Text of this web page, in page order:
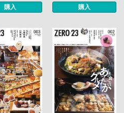
購入 購入